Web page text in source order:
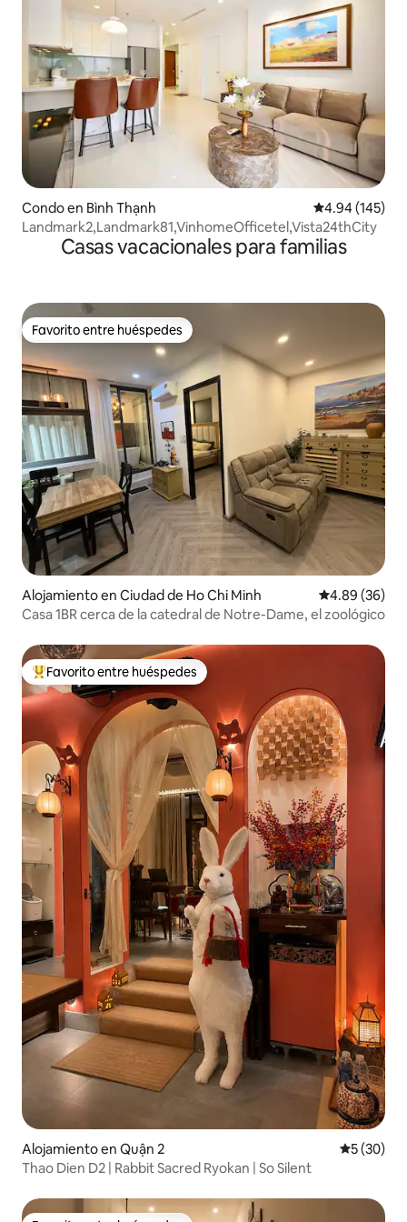
Condo en Bình Thạnh Calificación
4.94 (145)
Landmark2,Landmark81,VinhomeOfficetel,Vista24thCity
Casas vacacionales para familias
Favorito entre huéspedes
Favorito entre huéspedes
Alojamiento en Ciudad de Ho Chi Minh Calificación
4.89 (36)
Casa 1BR cerca de la catedral de Notre-Dame, el zoológico
Favorito entre huéspedes preferido
Favorito entre huéspedes
Alojamiento en Quận 2
5 (30)
Thao Dien D2 | Rabbit Sacred Ryokan | So Silent